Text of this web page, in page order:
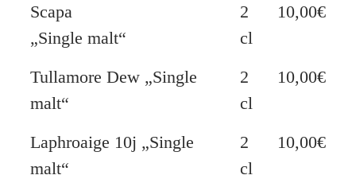
Scapa
„Single malt“
2
cl
10,00€
Tullamore Dew „Single
malt“
2
cl
10,00€
Laphroaige 10j „Single
malt“
2
cl
10,00€